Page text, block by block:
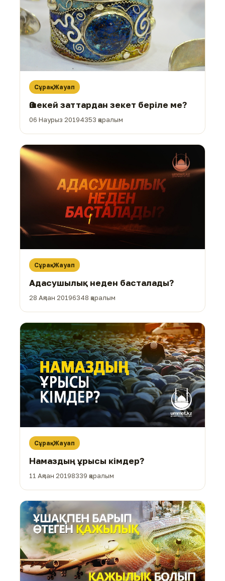
Сұрақ-Жауап
Әшекей заттардан зекет беріле ме?
06 Наурыз 20194353 қаралым
Сұрақ-Жауап
Адасушылық неден басталады?
28 Ақпан 20196348 қаралым
Сұрақ-Жауап
Намаздың ұрысы кімдер?
11 Ақпан 20198339 қаралым